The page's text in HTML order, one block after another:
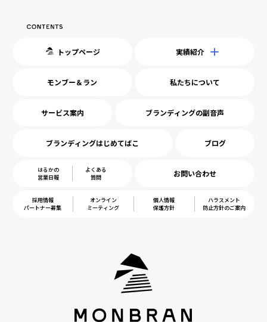
トップページ 実績紹介
モンブー＆ラン 私たちについて
サービス案内 ブランディングの副音声
ブランディングはじめてばこ ブログ
はるかの
営業日報
よくある
質問
お問い合わせ
採用情報
パートナー募集
オンライン
ミーティング
個人情報
保護方針
ハラスメント
防止方針のご案内